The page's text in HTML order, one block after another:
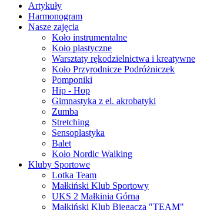
Artykuły
Harmonogram
Nasze zajęcia
Koło instrumentalne
Koło plastyczne
Warsztaty rękodzielnictwa i kreatywne
Koło Przyrodnicze Podróżniczek
Pomponiki
Hip - Hop
Gimnastyka z el. akrobatyki
Zumba
Stretching
Sensoplastyka
Balet
Koło Nordic Walking
Kluby Sportowe
Lotka Team
Małkiński Klub Sportowy
UKS 2 Małkinia Górna
Małkiński Klub Biegacza "TEAM"